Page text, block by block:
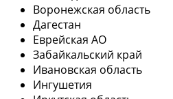
Воронежская область
Дагестан
Еврейская АО
Забайкальский край
Ивановская область
Ингушетия